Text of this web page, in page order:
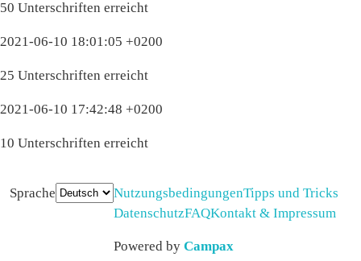
50 Unterschriften erreicht
2021-06-10 18:01:05 +0200
25 Unterschriften erreicht
2021-06-10 17:42:48 +0200
10 Unterschriften erreicht
Sprache NutzungsbedingungenTipps und Tricks
DatenschutzFAQKontakt & Impressum
Powered by Campax